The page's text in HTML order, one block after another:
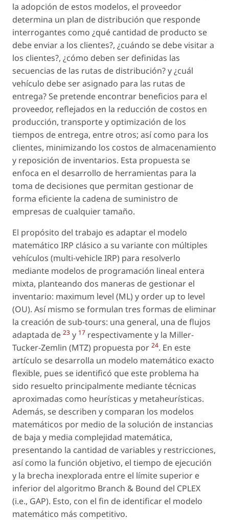
la adopción de estos modelos, el proveedor
determina un plan de distribución que responde
interrogantes como ¿qué cantidad de producto se
debe enviar a los clientes?, ¿cuándo se debe visitar a
los clientes?, ¿cómo deben ser definidas las
secuencias de las rutas de distribución? y ¿cuál
vehículo debe ser asignado para las rutas de
entrega? Se pretende encontrar beneficios para el
proveedor, reflejados en la reducción de costos en
producción, transporte y optimización de los
tiempos de entrega, entre otros; así como para los
clientes, minimizando los costos de almacenamiento
y reposición de inventarios. Esta propuesta se
enfoca en el desarrollo de herramientas para la
toma de decisiones que permitan gestionar de
forma eficiente la cadena de suministro de
empresas de cualquier tamaño.
El propósito del trabajo es adaptar el modelo
matemático IRP clásico a su variante con múltiples
vehículos (multi-vehicle IRP) para resolverlo
mediante modelos de programación lineal entera
mixta, planteando dos maneras de gestionar el
inventario: maximum level (ML) y order up to level
(OU). Así mismo se formulan tres formas de eliminar
la creación de sub-tours: una general, una de flujos
adaptada de 23 y 17 respectivamente y la Miller-
Tucker-Zemlin (MTZ) propuesta por 24. En este
artículo se desarrolla un modelo matemático exacto
flexible, pues se identificó que este problema ha
sido resuelto principalmente mediante técnicas
aproximadas como heurísticas y metaheurísticas.
Además, se describen y comparan los modelos
matemáticos por medio de la solución de instancias
de baja y media complejidad matemática,
presentando la cantidad de variables y restricciones,
así como la función objetivo, el tiempo de ejecución
y la brecha inexplorada entre el límite superior e
inferior del algoritmo Branch & Bound del CPLEX
(i.e., GAP). Esto, con el fin de identificar el modelo
matemático más competitivo.